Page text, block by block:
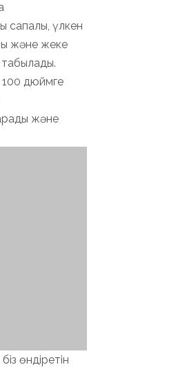
сапалы, үлкен
және жеке
100 дюймге
және
өндіретін